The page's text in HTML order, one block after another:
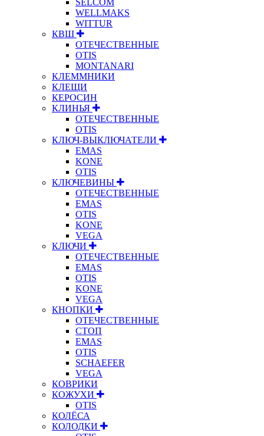
WELLMAKS
WITTUR
КВШ
ОТЕЧЕСТВЕННЫЕ
OTIS
MONTANARI
КЛЕММНИКИ
КЛЕЩИ
КЕРОСИН
КЛИНЬЯ
ОТЕЧЕСТВЕННЫЕ
OTIS
КЛЮЧ-ВЫКЛЮЧАТЕЛИ
EMAS
KONE
OTIS
КЛЮЧЕВИНЫ
ОТЕЧЕСТВЕННЫЕ
EMAS
OTIS
KONE
VEGA
КЛЮЧИ
ОТЕЧЕСТВЕННЫЕ
EMAS
OTIS
KONE
VEGA
КНОПКИ
ОТЕЧЕСТВЕННЫЕ
СТОП
EMAS
OTIS
SCHAEFER
VEGA
КОВРИКИ
КОЖУХИ
OTIS
КОЛЁСА
КОЛОДКИ